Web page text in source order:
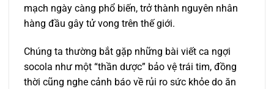
mạch ngày càng phổ biến, trở thành nguyên nhân
hàng đầu gây tử vong trên thế giới.
Chúng ta thường bắt gặp những bài viết ca ngợi
socola như một “thần dược” bảo vệ trái tim, đồng
thời cũng nghe cảnh báo về rủi ro sức khỏe do ăn